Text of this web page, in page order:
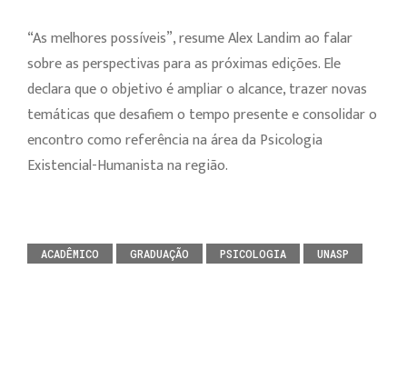
“As melhores possíveis”, resume Alex Landim ao falar
sobre as perspectivas para as próximas edições. Ele
declara que o objetivo é ampliar o alcance, trazer novas
temáticas que desafiem o tempo presente e consolidar o
encontro como referência na área da Psicologia
Existencial-Humanista na região.
ACADÊMICO GRADUAÇÃO PSICOLOGIA UNASP